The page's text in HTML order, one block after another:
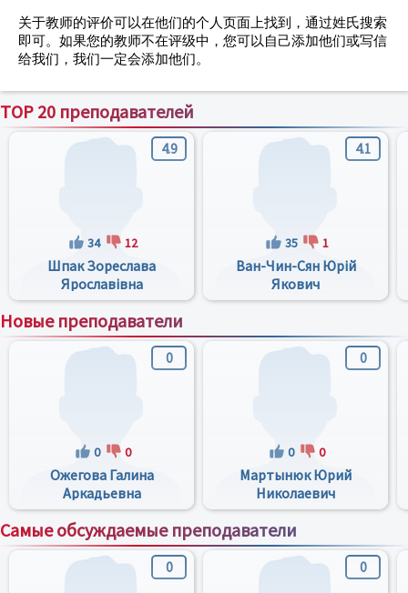
关于教师的评价可以在他们的个人页面上找到，通过姓氏搜索
即可。如果您的教师不在评级中，您可以自己添加他们或写信
给我们，我们一定会添加他们。
TOP 20 преподавателей
4.9
34 12
Шпак Зореслава
Ярославівна
4.1
35 1
Ван-Чин-Сян Юрій
Якович
Новые преподаватели
0
0 0
Ожегова Галина
Аркадьевна
0
0 0
Мартынюк Юрий
Николаевич
Самые обсуждаемые преподаватели
0 0